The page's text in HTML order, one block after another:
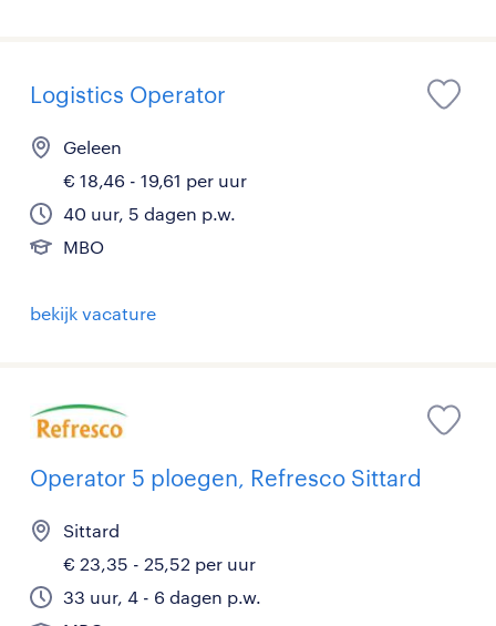
Logistics Operator
Geleen
€ 18,46 - 19,61 per uur
40 uur, 5 dagen p.w.
MBO
bekijk vacature
Operator 5 ploegen, Refresco Sittard
Sittard
€ 23,35 - 25,52 per uur
33 uur, 4 - 6 dagen p.w.